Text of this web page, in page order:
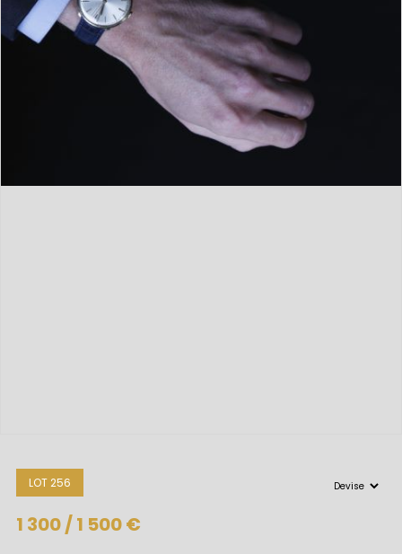
LOT 256
1 300 / 1 500 €